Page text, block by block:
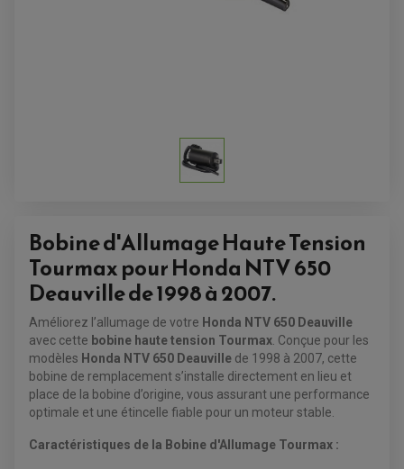
ACCESSOIRES QUAD
ACCESSOIRES ANODISES POUR QUAD
BOUCHON DE RÉSERVOIR QUAD
GUIDON QUAD
KIT DÉCO QUAD / SSV
KIT POIGNÉE DE GAZ QUAD
POIGNÉE QUAD
PROTÈGE-MAINS
PONTETS / REHAUSSES DE GUIDON
REPOSE PIED QUAD
BAGAGERIE / TREUIL / ATTELAGE
COFFRE / TOP CASE QUAD
ÉQUIPEMENT ÉLECTRIQUE
Bobine d'Allumage Haute Tension
Tourmax pour Honda NTV 650
Deauville de 1998 à 2007.
Améliorez l’allumage de votre Honda NTV 650 Deauville
avec cette bobine haute tension Tourmax . Conçue pour les
modèles Honda NTV 650 Deauville de 1998 à 2007, cette
bobine de remplacement s’installe directement en lieu et
place de la bobine d’origine, vous assurant une performance
optimale et une étincelle fiable pour un moteur stable.
Caractéristiques de la Bobine d'Allumage Tourmax :